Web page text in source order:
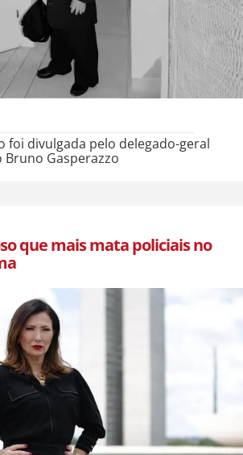
foi divulgada pelo delegado-geral
Bruno Gasperazzo
que mais mata policiais no